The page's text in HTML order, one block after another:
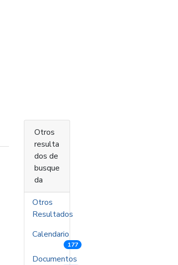
Otros
resulta
dos de
busque
da
Otros
Resultados
Calendario
177
Documentos